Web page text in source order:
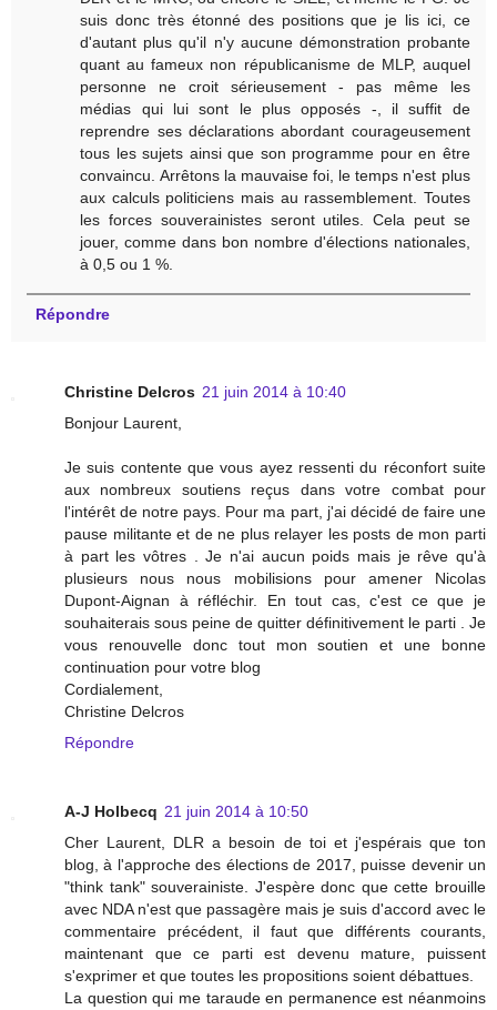
suis donc très étonné des positions que je lis ici, ce
d'autant plus qu'il n'y aucune démonstration probante
quant au fameux non républicanisme de MLP, auquel
personne ne croit sérieusement - pas même les
médias qui lui sont le plus opposés -, il suffit de
reprendre ses déclarations abordant courageusement
tous les sujets ainsi que son programme pour en être
convaincu. Arrêtons la mauvaise foi, le temps n'est plus
aux calculs politiciens mais au rassemblement. Toutes
les forces souverainistes seront utiles. Cela peut se
jouer, comme dans bon nombre d'élections nationales,
à 0,5 ou 1 %.
Répondre
Christine Delcros 21 juin 2014 à 10:40
Bonjour Laurent,
Je suis contente que vous ayez ressenti du réconfort suite
aux nombreux soutiens reçus dans votre combat pour
l'intérêt de notre pays. Pour ma part, j'ai décidé de faire une
pause militante et de ne plus relayer les posts de mon parti
à part les vôtres . Je n'ai aucun poids mais je rêve qu'à
plusieurs nous nous mobilisions pour amener Nicolas
Dupont-Aignan à réfléchir. En tout cas, c'est ce que je
souhaiterais sous peine de quitter définitivement le parti . Je
vous renouvelle donc tout mon soutien et une bonne
continuation pour votre blog
Cordialement,
Christine Delcros
Répondre
A-J Holbecq 21 juin 2014 à 10:50
Cher Laurent, DLR a besoin de toi et j'espérais que ton
blog, à l'approche des élections de 2017, puisse devenir un
"think tank" souverainiste. J'espère donc que cette brouille
avec NDA n'est que passagère mais je suis d'accord avec le
commentaire précédent, il faut que différents courants,
maintenant que ce parti est devenu mature, puissent
s'exprimer et que toutes les propositions soient débattues.
La question qui me taraude en permanence est néanmoins